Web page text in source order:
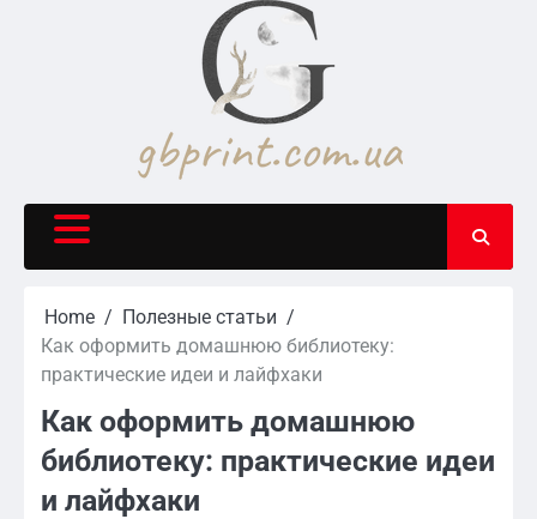
Home
Полезные статьи
Как оформить домашнюю библиотеку:
практические идеи и лайфхаки
Как оформить домашнюю
библиотеку: практические идеи
и лайфхаки